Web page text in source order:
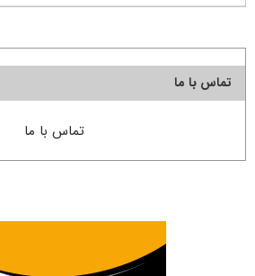
تماس با ما
تماس با ما